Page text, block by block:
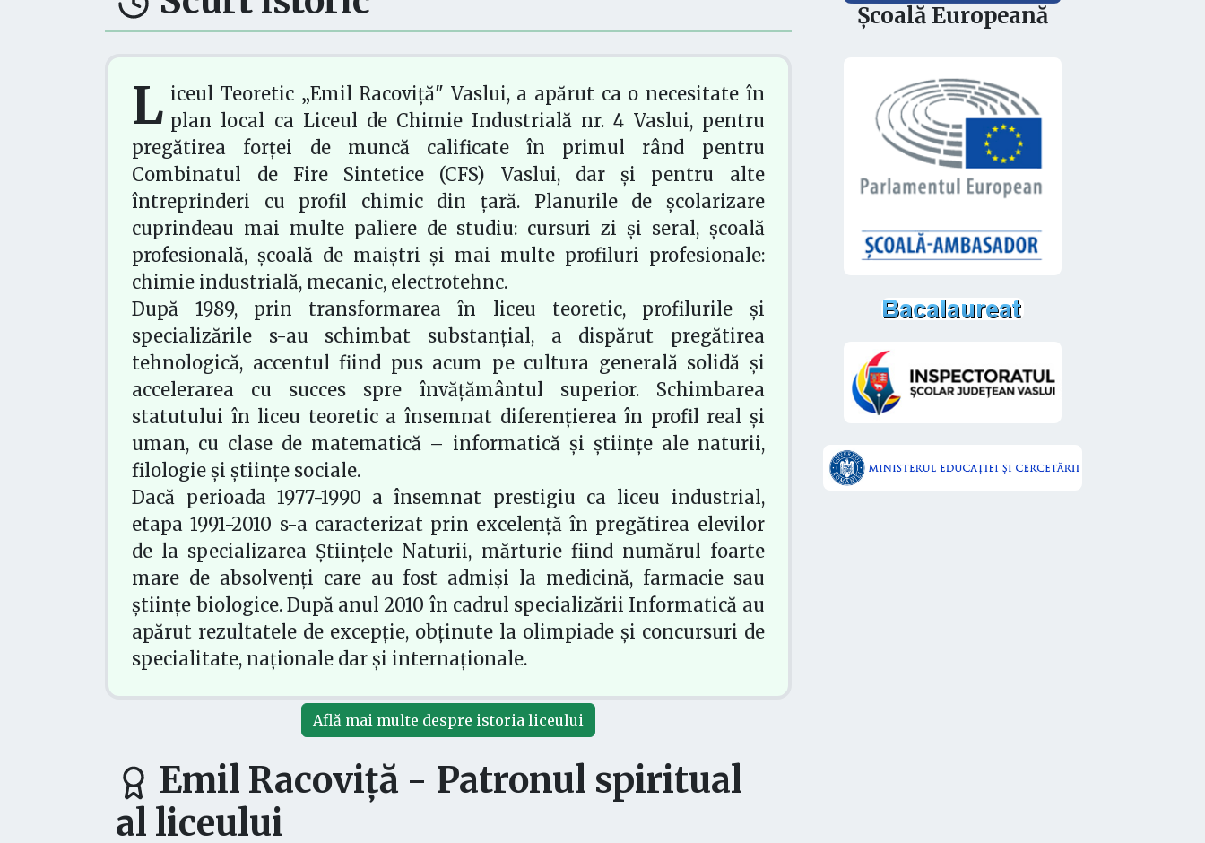
L iceul Teoretic „Emil Racoviță" Vaslui, a apărut ca o necesitate în
plan local ca Liceul de Chimie Industrială nr. 4 Vaslui, pentru
pregătirea forței de muncă calificate în primul rând pentru
Combinatul de Fire Sintetice (CFS) Vaslui, dar și pentru alte
întreprinderi cu profil chimic din țară. Planurile de școlarizare
cuprindeau mai multe paliere de studiu: cursuri zi și seral, școală
profesională, școală de maiștri și mai multe profiluri profesionale:
chimie industrială, mecanic, electrotehnc.
După 1989, prin transformarea în liceu teoretic, profilurile și
specializările s-au schimbat substanțial, a dispărut pregătirea
tehnologică, accentul fiind pus acum pe cultura generală solidă și
accelerarea cu succes spre învățământul superior. Schimbarea
statutului în liceu teoretic a însemnat diferențierea în profil real și
uman, cu clase de matematică – informatică și științe ale naturii,
filologie și științe sociale.
Dacă perioada 1977-1990 a însemnat prestigiu ca liceu industrial,
etapa 1991-2010 s-a caracterizat prin excelență în pregătirea elevilor
de la specializarea Științele Naturii, mărturie fiind numărul foarte
mare de absolvenți care au fost admiși la medicină, farmacie sau
științe biologice. După anul 2010 în cadrul specializării Informatică au
apărut rezultatele de excepție, obținute la olimpiade și concursuri de
specialitate, naționale dar și internaționale.
Află mai multe despre istoria liceului
Emil Racoviță - Patronul spiritual
al liceului
Școală Europeană